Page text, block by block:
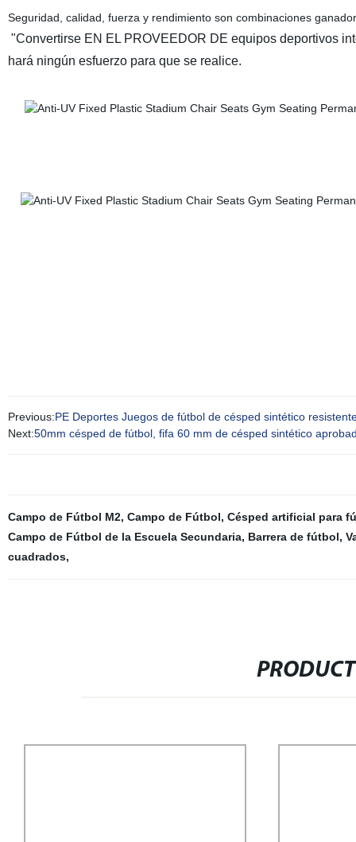
Seguridad, calidad, fuerza y rendimiento son combinaciones
"Convertirse EN EL PROVEEDOR DE equipos deportivos
hará ningún esfuerzo para que se realice.
Previous:PE Deportes Juegos de fútbol de césped sintético
Next:50mm césped de fútbol, fifa 60 mm de césped sintético
Campo de Fútbol M2, Campo de Fútbol, Césped artificial para
Campo de Fútbol de la Escuela Secundaria, Barrera de fútbol,
cuadrados,